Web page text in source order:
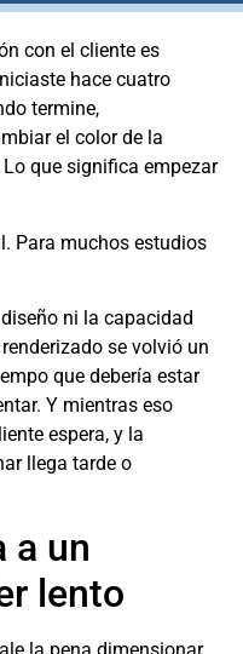
con el cliente es
hace cuatro
termine,
el color de la
que significa empezar
Para muchos estudios
ni la capacidad
se volvió un
que debería estar
Y mientras eso
espera, y la
llega tarde o
a un
lento